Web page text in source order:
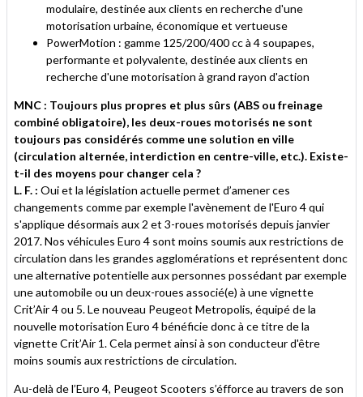
modulaire, destinée aux clients en recherche d'une
motorisation urbaine, économique et vertueuse
PowerMotion : gamme 125/200/400 cc à 4 soupapes,
performante et polyvalente, destinée aux clients en
recherche d'une motorisation à grand rayon d'action
MNC : Toujours plus propres et plus sûrs (ABS ou freinage
combiné obligatoire), les deux-roues motorisés ne sont
toujours pas considérés comme une solution en ville
(circulation alternée, interdiction en centre-ville, etc.). Existe-
t-il des moyens pour changer cela ?
L. F. : Oui et la législation actuelle permet d’amener ces
changements comme par exemple l'avènement de l'Euro 4 qui
s'applique désormais aux 2 et 3-roues motorisés depuis janvier
2017. Nos véhicules Euro 4 sont moins soumis aux restrictions de
circulation dans les grandes agglomérations et représentent donc
une alternative potentielle aux personnes possédant par exemple
une automobile ou un deux-roues associé(e) à une vignette
Crit’Air 4 ou 5. Le nouveau Peugeot Metropolis, équipé de la
nouvelle motorisation Euro 4 bénéficie donc à ce titre de la
vignette Crit’Air 1. Cela permet ainsi à son conducteur d'être
moins soumis aux restrictions de circulation.
Au-delà de l’Euro 4, Peugeot Scooters s’éfforce au travers de son